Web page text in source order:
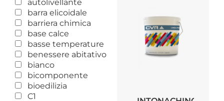
autolivellante
barra elicoidale
barriera chimica
base calce
basse temperature
benessere abitativo
bianco
bicomponente
bioedilizia
C1